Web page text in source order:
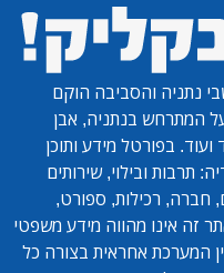
נתניה והסביבה הוקם
המתרחש בנתניה, אבן
בפורטל מידע ותוכן
תרבות ובילוי, שירותים
חברה, רכילות, ספורט,
זה אינו מהווה מידע משפטי
המערכת אחראית בצורה כל